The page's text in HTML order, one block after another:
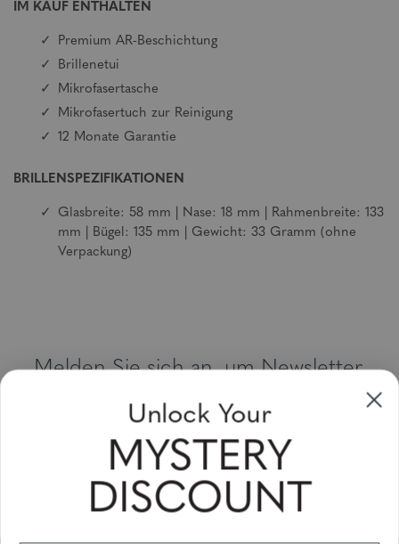
IM KAUF ENTHALTEN
Premium AR-Beschichtung
Brillenetui
Mikrofasertasche
Mikrofasertuch zur Reinigung
12 Monate Garantie
BRILLENSPEZIFIKATIONEN
Glasbreite: 58 mm | Nase: 18 mm | Rahmenbreite: 133
mm | Bügel: 135 mm | Gewicht: 33 Gramm (ohne
Verpackung)
Melden Sie sich an, um Newsletter,
Sonderangebote und Gutscheine zu
erhalten
Bitte geben Sie Ihre E-Mail Adresse ein und abonnieren Sie!
Unlock Your
MYSTERY
DISCOUNT